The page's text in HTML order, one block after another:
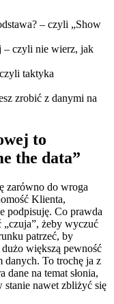
– czyli „Show
– czyli nie wierz, jak
taktyka
zrobić z danymi na
to
the data”
zarówno do wroga
Klienta,
podpisuję. Co prawda
„czuja”, żeby wyczuć
patrzeć, by
większą pewność
danych. To trochę ja z
na temat słonia,
stanie nawet zbliżyć się